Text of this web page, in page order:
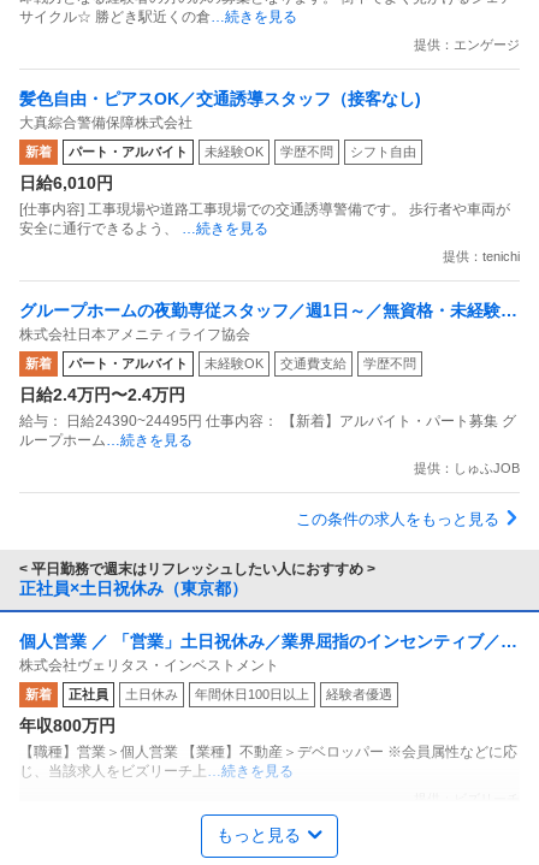
サイクル☆ 勝どき駅近くの倉…続きを見る
提供：エンゲージ
髪色自由・ピアスOK／交通誘導スタッフ（接客なし)
大真綜合警備保障株式会社
新着 パート・アルバイト 未経験OK 学歴不問 シフト自由
日給6,010円
[仕事内容] 工事現場や道路工事現場での交通誘導警備です。 歩行者や車両が
安全に通行できるよう、 …続きを見る
提供：tenichi
グループホームの夜勤専従スタッフ／週1日～／無資格・未経験O
K／7月リニューアルOPEN！／夜勤専従スタッフ／週1回～OK／
平日のみOK／扶養内OK／花物語めぐろ
株式会社日本アメニティライフ協会
新着 パート・アルバイト 未経験OK 交通費支給 学歴不問
日給2.4万円〜2.4万円
給与： 日給24390~24495円 仕事内容： 【新着】アルバイト・パート募集 グ
ループホーム…続きを見る
提供：しゅふJOB
この条件の求人をもっと見る
< 平日勤務で週末はリフレッシュしたい人におすすめ >
正社員×土日祝休み（東京都）
個人営業 ／ 「営業」土日祝休み／業界屈指のインセンティブ／残
業月10h
株式会社ヴェリタス・インベストメント
新着 正社員 土日休み 年間休日100日以上 経験者優遇
年収800万円
【職種】営業＞個人営業 【業種】不動産＞デベロッパー ※会員属性などに応
じ、当該求人をビズリーチ上 …続きを見る
商品企画 ／ 「商品企画／マーケティングマネージャー」「たべっ
もっと見る